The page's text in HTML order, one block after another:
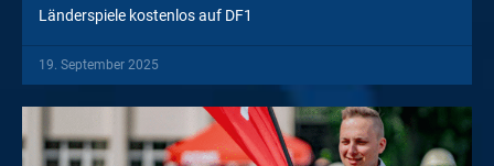
Länderspiele kostenlos auf DF1
19. September 2025